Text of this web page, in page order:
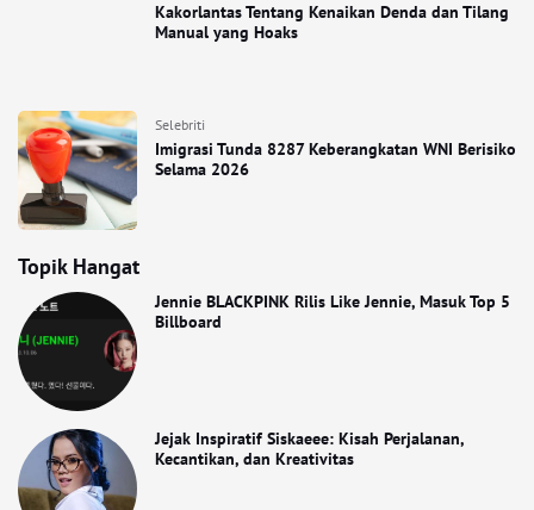
Kakorlantas Tentang Kenaikan Denda dan Tilang
Manual yang Hoaks
Selebriti
Imigrasi Tunda 8287 Keberangkatan WNI Berisiko
Selama 2026
Topik Hangat
Jennie BLACKPINK Rilis Like Jennie, Masuk Top 5
Billboard
Jejak Inspiratif Siskaeee: Kisah Perjalanan,
Kecantikan, dan Kreativitas